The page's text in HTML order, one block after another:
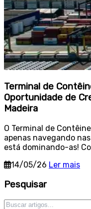
Terminal de
Oportunidade de
Madeira
O Terminal de
apenas navegando
está dominando-as!
14/05/26 Ler mais
Sidebar
Pesquisar
Pesquisar por: